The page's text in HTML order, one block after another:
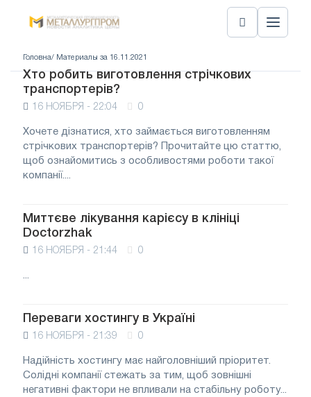
Головна/ Материалы за 16.11.2021
Хто робить виготовлення стрічкових
транспортерів?
16 НОЯБРЯ - 22:04 0
Хочете дізнатися, хто займається виготовленням
стрічкових транспортерів? Прочитайте цю статтю,
щоб ознайомитись з особливостями роботи такої
компанії....
Миттєве лікування карієсу в клініці
Doctorzhak
16 НОЯБРЯ - 21:44 0
...
Переваги хостингу в Україні
16 НОЯБРЯ - 21:39 0
Надійність хостингу має найголовніший пріоритет.
Солідні компанії стежать за тим, щоб зовнішні
негативні фактори не впливали на стабільну роботу...